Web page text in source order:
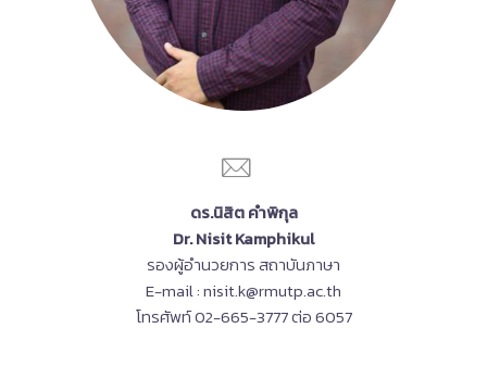
ดร.นิสิต คำพิกุล
Dr. Nisit Kamphikul
รองผู้อำนวยการ สถาบันภาษา
E-mail : nisit.k@rmutp.ac.th
โทรศัพท์ 02-665-3777 ต่อ 6057